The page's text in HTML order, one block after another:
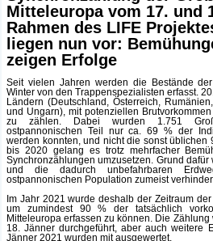
Mitteleuropa vom 17. und
Rahmen des LIFE
liegen nun vor:
zeigen Erfolge
Seit vielen Jahren werden die Bestände
Winter von den Trappenspezialisten erfasst.
Ländern (Deutschland, Österreich,
und Ungarn), mit potenziellen
zu zählen. Dabei wurden 1.751
ostpannonischen Teil nur ca. 69 % der
werden konnten, und nicht die sonst üblichen
bis 2020 gelang es trotz mehrfacher
Synchronzählungen umzusetzen. Grund
und die dadurch unbefahrbaren
ostpannonischen Population zumeist
Im Jahr 2021 wurde deshalb der Zeitraum
um zumindest 90 % der tatsächlich
Mitteleuropa erfassen zu können. Die
18. Jänner durchgeführt, aber auch weitere
Jänner 2021 wurden mit ausgewertet.